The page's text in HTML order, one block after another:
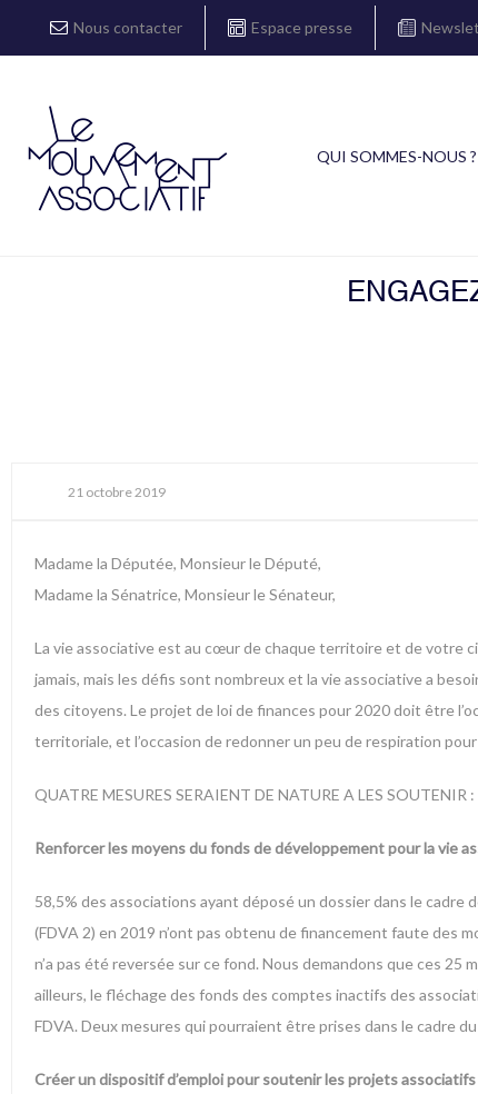
Nous contacter Espace presse
QUI SOMMES-NOUS ?
21 octobre 2019
Madame la Députée, Monsieur le Député,
Madame la Sénatrice, Monsieur le Sénateur,
La vie associative est au cœur de chaque territoire et de votre
jamais, mais les défis sont nombreux et la vie associative a
des citoyens. Le projet de loi de finances pour 2020 doit être
territoriale, et l’occasion de redonner un peu de respiration
QUATRE MESURES SERAIENT DE NATURE A LES SOUTENIR :
Renforcer les moyens du fonds de développement pour la vie
58,5% des associations ayant déposé un dossier dans le
(FDVA 2) en 2019 n’ont pas obtenu de financement faute des
n’a pas été reversée sur ce fond. Nous demandons que ces
ailleurs, le fléchage des fonds des comptes inactifs des
FDVA. Deux mesures qui pourraient être prises dans le cadre
Créer un dispositif d’emploi pour soutenir les projets associatifs